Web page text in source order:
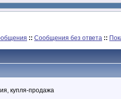
:: Сообщения без ответа ::
купля-продажа